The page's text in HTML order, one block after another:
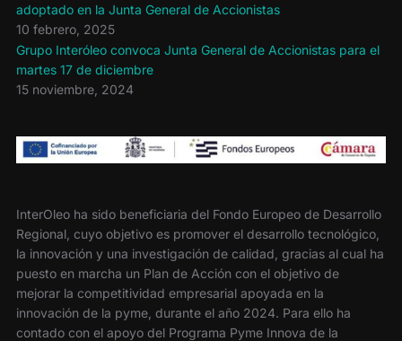
adoptado en la Junta General de Accionistas
10 febrero, 2025
Grupo Interóleo convoca Junta General de Accionistas para el
martes 17 de diciembre
15 noviembre, 2024
InterOleo ha sido beneficiaria del Fondo Europeo de Desarrollo
Regional, cuyo objetivo es promover el desarrollo tecnológico,
la innovación y una investigación de calidad, gracias al cual ha
puesto en marcha un Plan de Acción con el objetivo de
mejorar la competitividad empresarial apoyada en la
innovación de la pyme, durante el año 2024. Para ello ha
contado con el apoyo del Programa Pyme Innova de la